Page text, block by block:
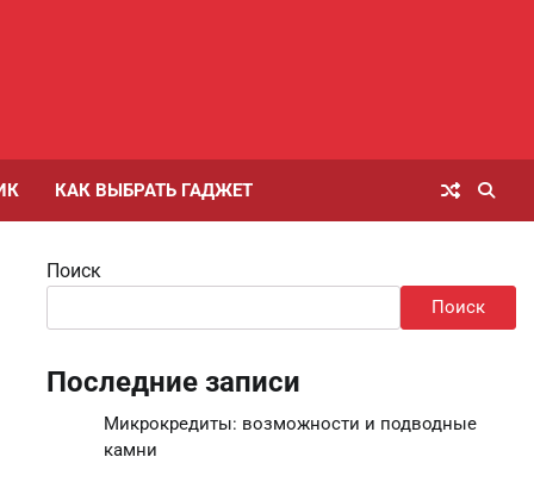
КАК ВЫБРАТЬ ГАДЖЕТ
Поиск
Поиск
Последние записи
Микрокредиты: возможности и подводные
камни